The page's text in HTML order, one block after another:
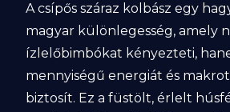
A csípős száraz kolbász egy
magyar különlegesség, amely
ízlelőbimbókat kényezteti,
mennyiségű energiát és
biztosít. Ez a füstölt, érlelt